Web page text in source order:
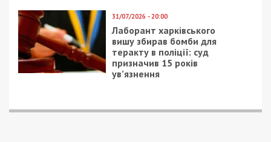
31/07/2026 - 20:00
Лаборант харківського
вишу збирав бомби для
теракту в поліції: суд
призначив 15 років
ув’язнення